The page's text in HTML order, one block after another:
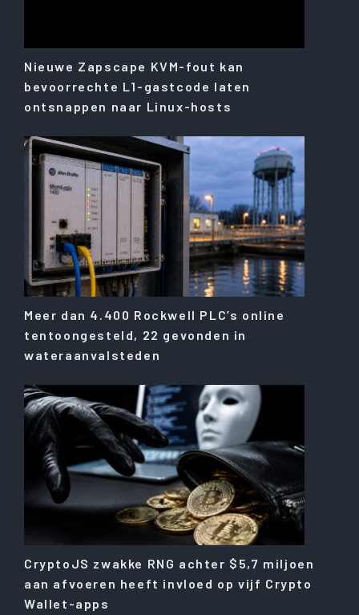
Nieuwe Zapscape KVM-fout kan
bevoorrechte L1-gastcode laten
ontsnappen naar Linux-hosts
Meer dan 4.400 Rockwell PLC’s online
tentoongesteld, 22 gevonden in
wateraanvalsteden
CryptoJS zwakke RNG achter $5,7 miljoen
aan afvoeren heeft invloed op vijf Crypto
Wallet-apps